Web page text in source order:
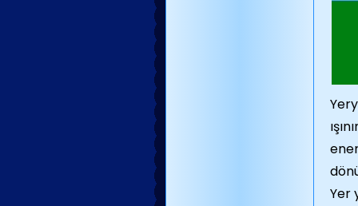
Yer